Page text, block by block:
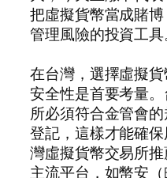
把虛擬貨幣當成賭
管理風險的投資工具
在台灣，選擇虛擬
安全性是首要考量
所必須符合金管會
登記，這樣才能確
灣虛擬貨幣交易所
主流平台，如幣安